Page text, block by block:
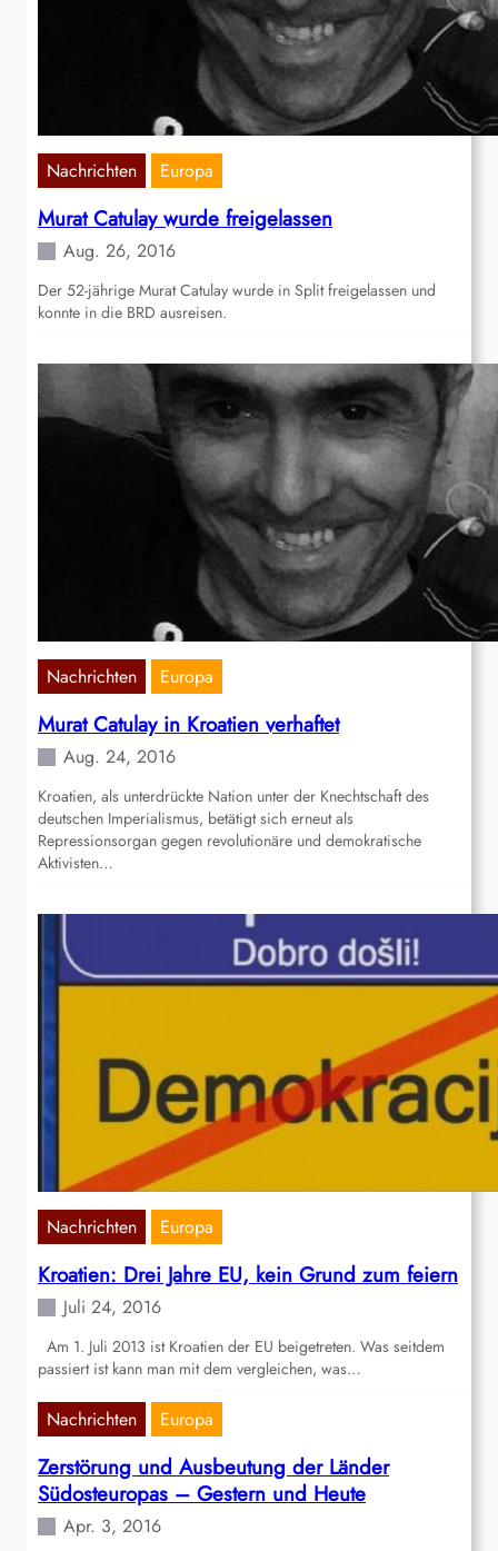
Nachrichten Europa
Murat Catulay wurde freigelassen
Aug. 26, 2016
Der 52-jährige Murat Catulay wurde in Split freigelassen und
konnte in die BRD ausreisen.
Nachrichten Europa
Murat Catulay in Kroatien verhaftet
Aug. 24, 2016
Kroatien, als unterdrückte Nation unter der Knechtschaft des
deutschen Imperialismus, betätigt sich erneut als
Repressionsorgan gegen revolutionäre und demokratische
Aktivisten…
Nachrichten Europa
Kroatien: Drei Jahre EU, kein Grund zum feiern
Juli 24, 2016
Am 1. Juli 2013 ist Kroatien der EU beigetreten. Was seitdem
passiert ist kann man mit dem vergleichen, was…
Nachrichten Europa
Zerstörung und Ausbeutung der Länder
Südosteuropas – Gestern und Heute
Apr. 3, 2016